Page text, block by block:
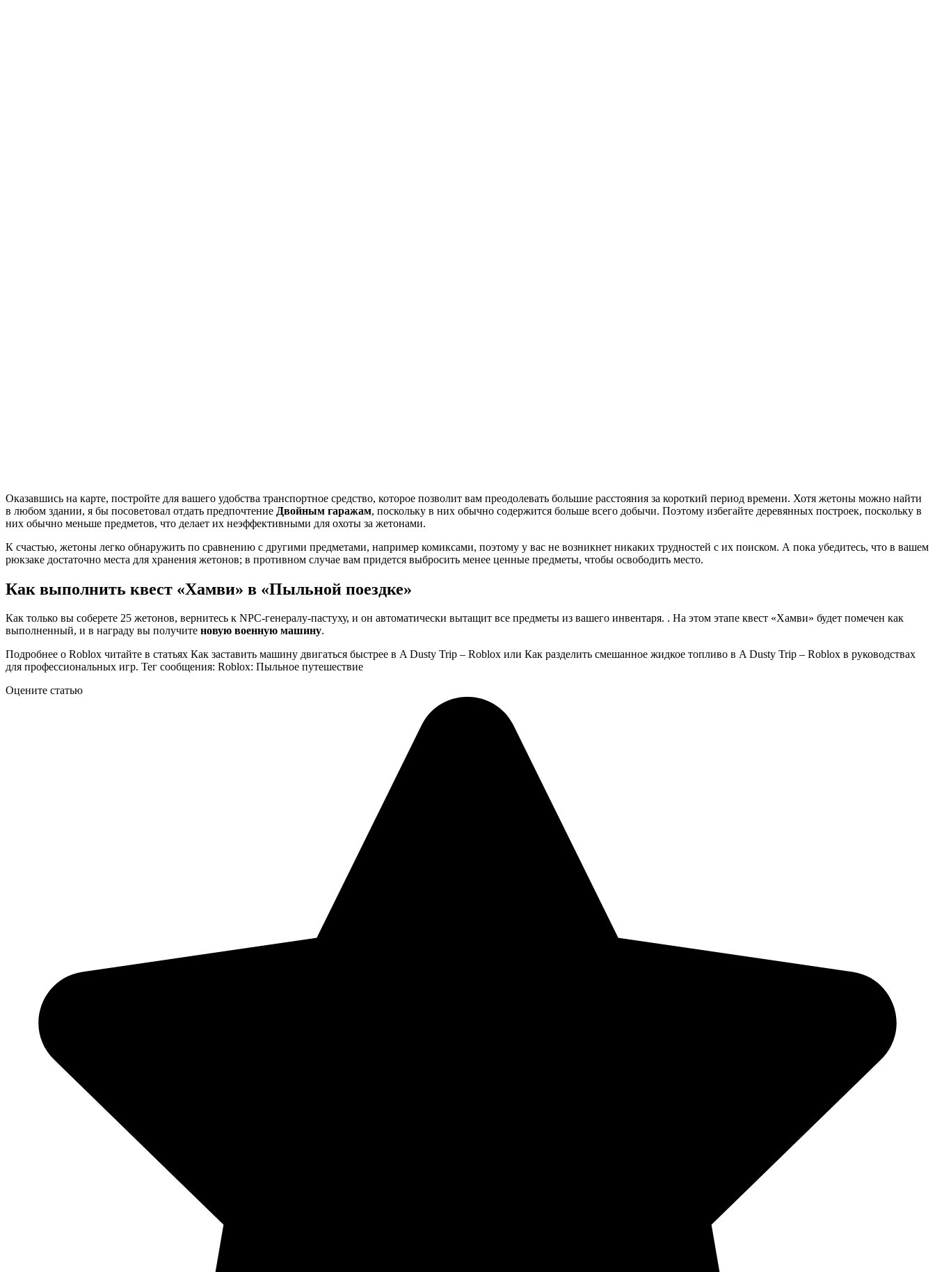
Оказавшись на карте, постройте для вашего удобства транспортное средство, которое позволит вам преодолевать большие расстояния за короткий период времени. Хотя жетоны можно найти
в любом здании, я бы посоветовал отдать предпочтение Двойным гаражам, поскольку в них обычно содержится больше всего добычи. Поэтому избегайте деревянных построек, поскольку в
них обычно меньше предметов, что делает их неэффективными для охоты за жетонами.
К счастью, жетоны легко обнаружить по сравнению с другими предметами, например комиксами, поэтому у вас не возникнет никаких трудностей с их поиском. А пока убедитесь, что в вашем
рюкзаке достаточно места для хранения жетонов; в противном случае вам придется выбросить менее ценные предметы, чтобы освободить место.
Как выполнить квест «Хамви» в «Пыльной поездке»
Как только вы соберете 25 жетонов, вернитесь к NPC-генералу-пастуху, и он автоматически вытащит все предметы из вашего инвентаря. . На этом этапе квест «Хамви» будет помечен как
выполненный, и в награду вы получите новую военную машину.
Подробнее о Roblox читайте в статьях Как заставить машину двигаться быстрее в A Dusty Trip – Roblox или Как разделить смешанное жидкое топливо в A Dusty Trip – Roblox в руководствах
для профессиональных игр. Тег сообщения: Roblox: Пыльное путешествие
Оцените статью